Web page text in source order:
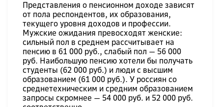
Представления о пенсионном доходе зависят
от пола респондентов, их образования,
текущего уровня доходов и профессии.
Мужские ожидания превосходят женские:
сильный пол в среднем рассчитывает на
пенсию в 61 000 руб., слабый пол — 56 000
руб. Наибольшую пенсию хотели бы получать
студенты (62 000 руб.) и люди с высшим
образованием (61 000 руб.). У россиян со
среднетехническим и средним образованием
запросы скромнее — 54 000 руб. и 52 000 руб.